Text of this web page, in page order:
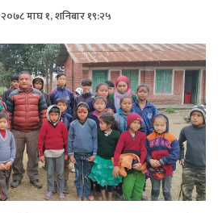
२०७८ माघ १, शनिबार १९:२५